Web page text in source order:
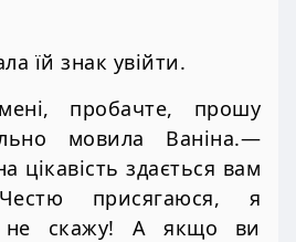
їй знак увійти.
пробачте, прошу
мовила Ваніна.—
цікавість здається вам
присягаюся, я
не скажу! А якщо ви